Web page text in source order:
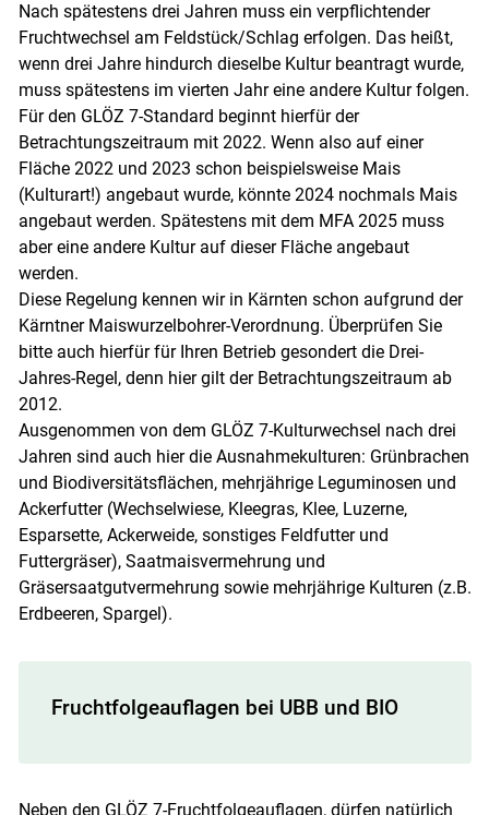
Nach spätestens drei Jahren muss ein verpflichtender
Fruchtwechsel am Feldstück/​Schlag erfolgen. Das heißt,
wenn drei Jahre hindurch dieselbe Kultur beantragt wurde,
muss spätestens im vierten Jahr eine andere Kultur folgen.
Für den GLÖZ 7-Standard beginnt hierfür der
Betrachtungszeitraum mit 2022. Wenn also auf einer
Fläche 2022 und 2023 schon beispielsweise Mais
(Kulturart!) angebaut wurde, könnte 2024 nochmals Mais
angebaut werden. Spätestens mit dem MFA 2025 muss
aber eine andere Kultur auf dieser Fläche angebaut
werden.
Diese Regelung kennen wir in Kärnten schon aufgrund der
Kärntner Maiswurzelbohrer-Verordnung. Überprüfen Sie
bitte auch hierfür für Ihren Betrieb gesondert die Drei-
Jahres-Regel, denn hier gilt der Betrachtungszeitraum ab
2012.
Ausgenommen von dem GLÖZ 7-Kulturwechsel nach drei
Jahren sind auch hier die Ausnahmekulturen: Grünbrachen
und Biodiversitätsflächen, mehrjährige Leguminosen und
Ackerfutter (Wechselwiese, Kleegras, Klee, Luzerne,
Esparsette, Ackerweide, sonstiges Feldfutter und
Futtergräser), Saatmaisvermehrung und
Gräsersaatgutvermehrung sowie mehrjährige Kulturen (z.B.
Erdbeeren, Spargel).
Fruchtfolgeauflagen bei UBB und BIO
Neben den GLÖZ 7-Fruchtfolgeauflagen, dürfen natürlich